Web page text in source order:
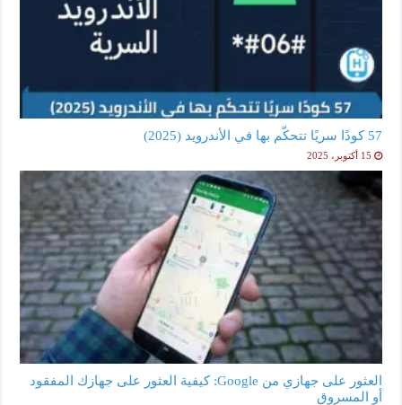
57 كودًا سريًا تتحكّم بها في الأندرويد (2025)
15 أكتوبر، 2025
العثور على جهازي من Google: كيفية العثور على جهازك المفقود
أو المسروق